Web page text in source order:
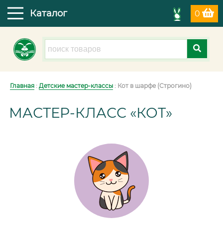
0
Каталог
Главная : Детские мастер-классы : Кот в шарфе (Строгино)
МАСТЕР-КЛАСС «КОТ»